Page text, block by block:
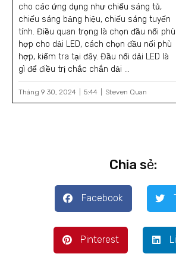
cho các ứng dụng như chiếu sáng tủ,
chiếu sáng bảng hiệu, chiếu sáng tuyến
tính. Điều quan trọng là chọn đầu nối phù
hợp cho dải LED, cách chọn đầu nối phù
hợp, kiểm tra tại đây. Đầu nối dải LED là
gì để điều trị chắc chắn dải ...
Tháng 9 30, 2024 5:44 Steven Quan
Chia sẻ:
Facebook
Pinterest